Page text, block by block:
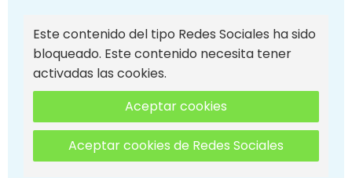
Este contenido del tipo Redes Sociales ha sido
bloqueado. Este contenido necesita tener
activadas las cookies.
Aceptar cookies
Aceptar cookies de Redes Sociales